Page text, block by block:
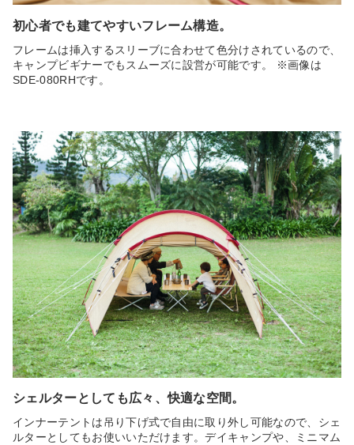
初心者でも建てやすいフレーム構造。
フレームは挿入するスリーブに合わせて色分けされているので、
キャンプビギナーでもスムーズに設営が可能です。 ※画像は
SDE-080RHです。
シェルターとしても広々、快適な空間。
インナーテントは吊り下げ式で自由に取り外し可能なので、シェ
ルターとしてもお使いいただけます。デイキャンプや、ミニマム